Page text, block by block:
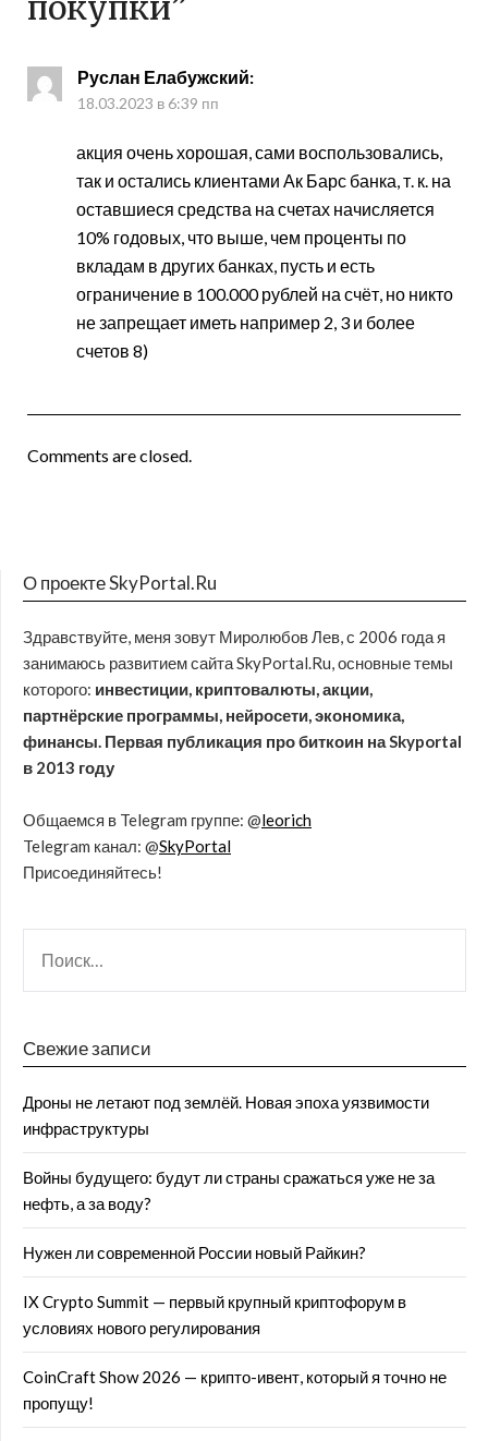
Руслан Елабужский:
18.03.2023 в 6:39 пп
акция очень хорошая, сами воспользовались,
так и остались клиентами Ак Барс банка, т. к. на
оставшиеся средства на счетах начисляется
10% годовых, что выше, чем проценты по
вкладам в других банках, пусть и есть
ограничение в 100.000 рублей на счёт, но никто
не запрещает иметь например 2, 3 и более
счетов 8)
Comments are closed.
О проекте SkyPortal.Ru
Здравствуйте, меня зовут Миролюбов Лев, с 2006 года я
занимаюсь развитием сайта SkyPortal.Ru, основные темы
которого: инвестиции, криптовалюты, акции,
партнёрские программы, нейросети, экономика,
финансы. Первая публикация про биткоин на Skyportal
в 2013 году
Общаемся в Telegram группе: @leorich
Telegram канал: @SkyPortal
Присоединяйтесь!
Свежие записи
Дроны не летают под землёй. Новая эпоха уязвимости
инфраструктуры
Войны будущего: будут ли страны сражаться уже не за
нефть, а за воду?
Нужен ли современной России новый Райкин?
IX Crypto Summit — первый крупный криптофорум в
условиях нового регулирования
CoinCraft Show 2026 — крипто-ивент, который я точно не
пропущу!